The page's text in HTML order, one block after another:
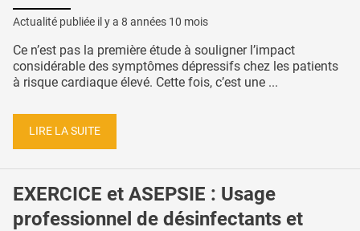
Actualité publiée il y a 8 années 10 mois
Ce n’est pas la première étude à souligner l’impact
considérable des symptômes dépressifs chez les patients
à risque cardiaque élevé. Cette fois, c’est une ...
LIRE LA SUITE
EXERCICE et ASEPSIE : Usage
professionnel de désinfectants et